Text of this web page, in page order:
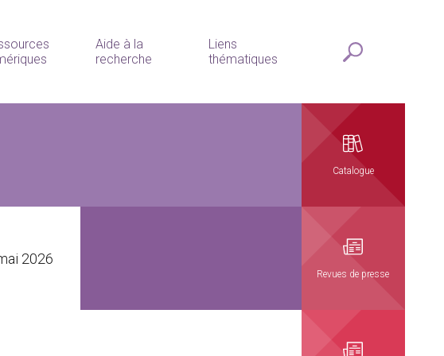
Aide à la
recherche
Liens
thématiques
2026
Catalogue
Revues de presse